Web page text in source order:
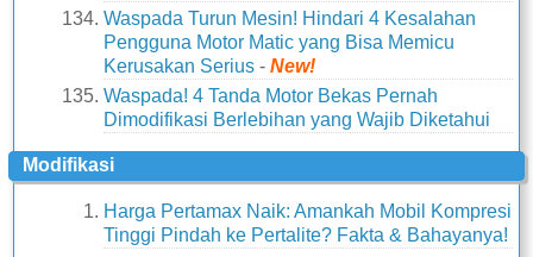
Waspada Turun Mesin! Hindari 4 Kesalahan
Pengguna Motor Matic yang Bisa Memicu
Kerusakan Serius -New!
Waspada! 4 Tanda Motor Bekas Pernah
Dimodifikasi Berlebihan yang Wajib Diketahui
Modifikasi
Harga Pertamax Naik: Amankah Mobil Kompresi
Tinggi Pindah ke Pertalite? Fakta & Bahayanya!